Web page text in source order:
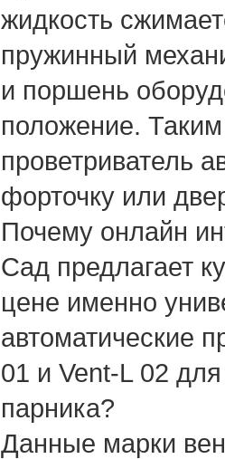
жидкость
пружинный
и поршень
положение.
проветриватель
форточку или
Почему онлайн
Сад предлагает
цене именно
автоматические
01 и Vent-L 02
парника?
Данные марки